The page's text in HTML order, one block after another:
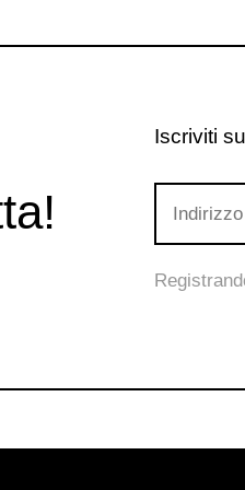
Iscriviti